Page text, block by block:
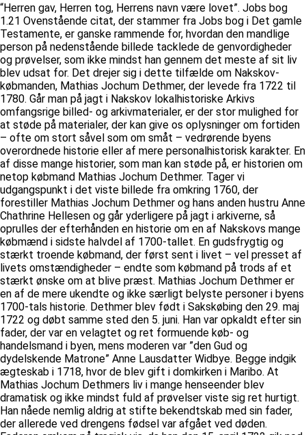
“Herren gav, Herren tog, Herrens navn være lovet”. Jobs bog
1.21 Ovenstående citat, der stammer fra Jobs bog i Det gamle
Testamente, er ganske rammende for, hvordan den mandlige
person på nedenstående billede tacklede de genvordigheder
og prøvelser, som ikke mindst han gennem det meste af sit liv
blev udsat for. Det drejer sig i dette tilfælde om Nakskov-
købmanden, Mathias Jochum Dethmer, der levede fra 1722 til
1780. Går man på jagt i Nakskov lokalhistoriske Arkivs
omfangsrige billed- og arkivmaterialer, er der stor mulighed for
at støde på materialer, der kan give os oplysninger om fortiden
– ofte om stort såvel som om småt – vedrørende byens
overordnede historie eller af mere personalhistorisk karakter. En
af disse mange historier, som man kan støde på, er historien om
netop købmand Mathias Jochum Dethmer. Tager vi
udgangspunkt i det viste billede fra omkring 1760, der
forestiller Mathias Jochum Dethmer og hans anden hustru Anne
Chathrine Hellesen og går yderligere på jagt i arkiverne, så
oprulles der efterhånden en historie om en af Nakskovs mange
købmænd i sidste halvdel af 1700-tallet. En gudsfrygtig og
stærkt troende købmand, der først sent i livet – vel presset af
livets omstændigheder – endte som købmand på trods af et
stærkt ønske om at blive præst. Mathias Jochum Dethmer er
en af de mere ukendte og ikke særligt belyste personer i byens
1700-tals historie. Dethmer blev født i Sakskøbing den 29. maj
1722 og døbt samme sted den 5. juni. Han var opkaldt efter sin
fader, der var en velagtet og ret formuende køb- og
handelsmand i byen, mens moderen var ”den Gud og
dydelskende Matrone” Anne Lausdatter Widbye. Begge indgik
ægteskab i 1718, hvor de blev gift i domkirken i Maribo. At
Mathias Jochum Dethmers liv i mange henseender blev
dramatisk og ikke mindst fuld af prøvelser viste sig ret hurtigt.
Han nåede nemlig aldrig at stifte bekendtskab med sin fader,
der allerede ved drengens fødsel var afgået ved døden.